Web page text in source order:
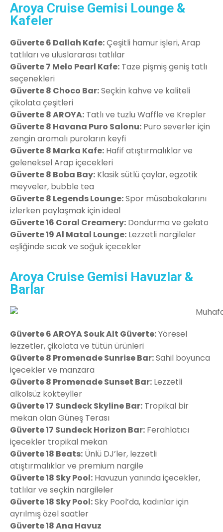
Aroya Cruise Gemisi Lounge &
Kafeler
Güverte 6 Dallah Kafe:Çeşitli hamur işleri, Arap
tatlıları ve uluslararası tatlılar
Güverte 7 Melo Pearl Kafe: Taze pişmiş geniş tatlı
seçenekleri
Güverte 8 Choco Bar:Seçkin kahve ve kaliteli
çikolata çeşitleri
Güverte 8 AROYA: Tatlı ve tuzlu Waffle ve Krepler
Güverte 8 Havana Puro Salonu: Puro severler için
zengin aromalı puroların keyfi
Güverte 8 Marka Kafe: Hafif atıştırmalıklar ve
geleneksel Arap içecekleri
Güverte 8 Boba Bay: Klasik sütlü çaylar, egzotik
meyveler, bubble tea
Güverte 8 Legends Lounge:Spor müsabakalarını
izlerken paylaşmak için ideal
Güverte 16 Coral Creamery: Dondurma ve gelato
Güverte 19 Al Matal Lounge: Lezzetli nargileler
eşliğinde sıcak ve soğuk içecekler
Aroya Cruise Gemisi Havuzlar &
Barlar
Güverte 6 AROYA Souk Alt Güverte:Yöresel
lezzetler, çikolata ve tütün ürünleri
Güverte 8 Promenade Sunrise Bar:Sahil boyunca
içecekler ve manzara
Güverte 8 Promenade Sunset Bar: Lezzetli
alkolsüz kokteyller
Güverte 17 Sundeck Skyline Bar: Tropikal bir
mekan olan Güneş Terası
Güverte 17 Sundeck Horizon Bar: Ferahlatıcı
içecekler tropikal mekan
Güverte 18 Beats: Ünlü DJ’ler, lezzetli
atıştırmalıklar ve premium nargile
Güverte 18 Sky Pool: Havuzun yanında içecekler,
tatlılar ve seçkin nargileler
Güverte 18 Sky Pool:Sky Pool’da, kadınlar için
ayrılmış özel saatler
Güverte 18 Ana Havuz